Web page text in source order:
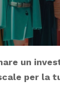
un
per la